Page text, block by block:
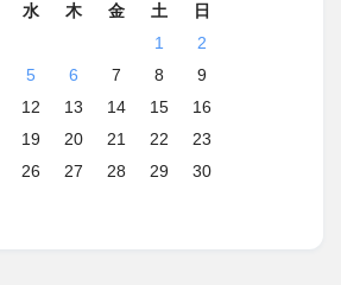
水 木 金 土
日
1
2
5 6 7 8
9
12 13 14 15
16
19 20 21 22
23
26 27 28 29
30